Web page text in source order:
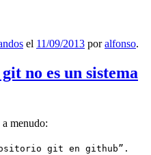
el 11/09/2013 poralfonso.
no es un sistema
menudo:
git en github”.